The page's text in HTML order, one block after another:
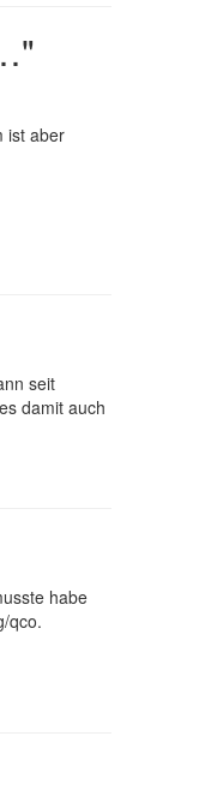
ist aber
seit
damit auch
habe
qco.